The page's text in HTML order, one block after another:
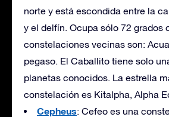
norte y está escondida entre la
y el delfín. Ocupa sólo 72 grados
constelaciones vecinas son:
pegaso. El Caballito tiene solo
planetas conocidos. La estrella
constelación es Kitalpha, Alpha
Cepheus: Cefeo es una